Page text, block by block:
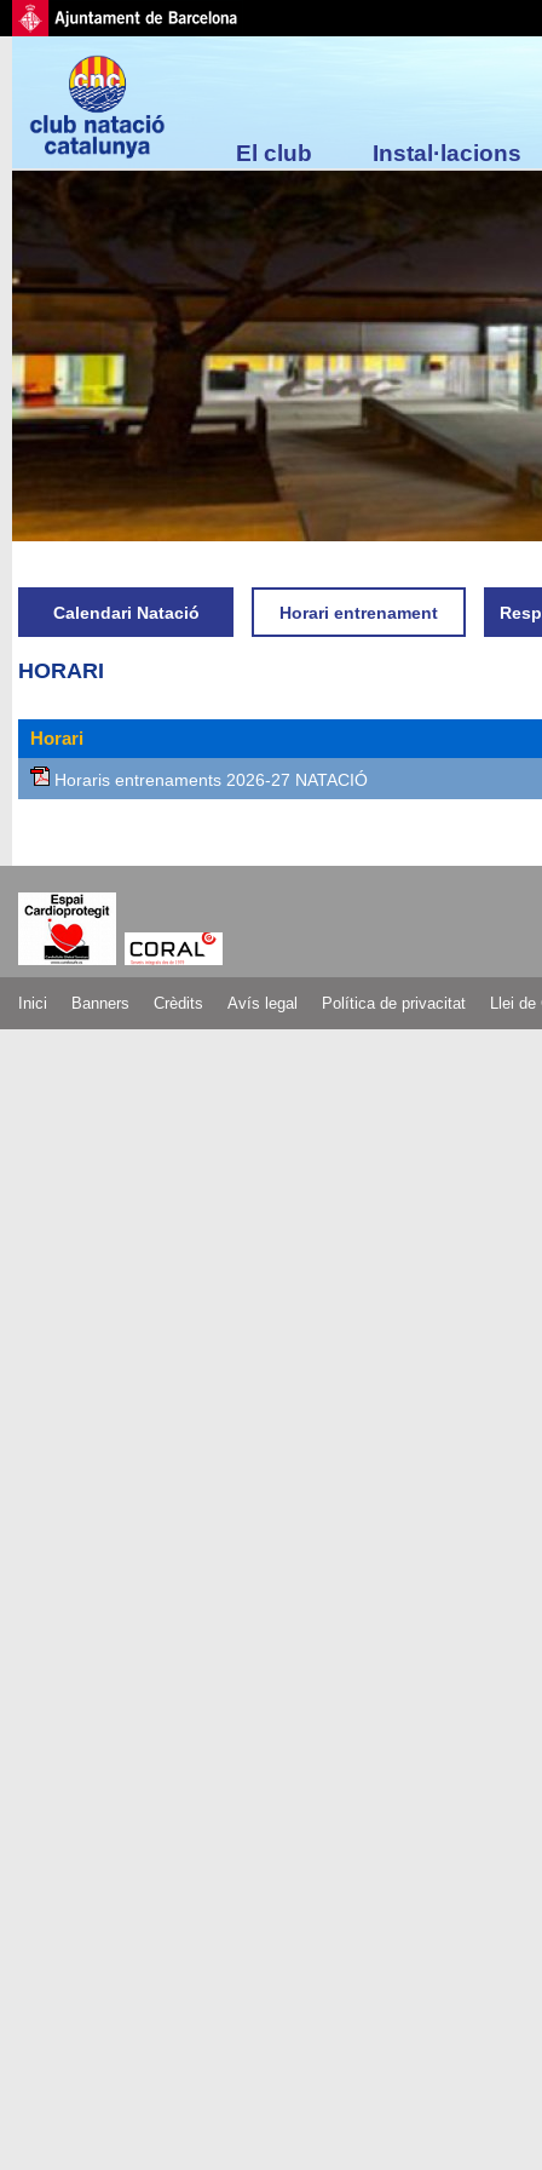
El club Instal·lacions
Calendari Natació Horari entrenament
HORARI
Horari
Horaris entrenaments 2026-27 NATACIÓ
Inici Banners Crèdits Avís legal Política de privacitat Llei de